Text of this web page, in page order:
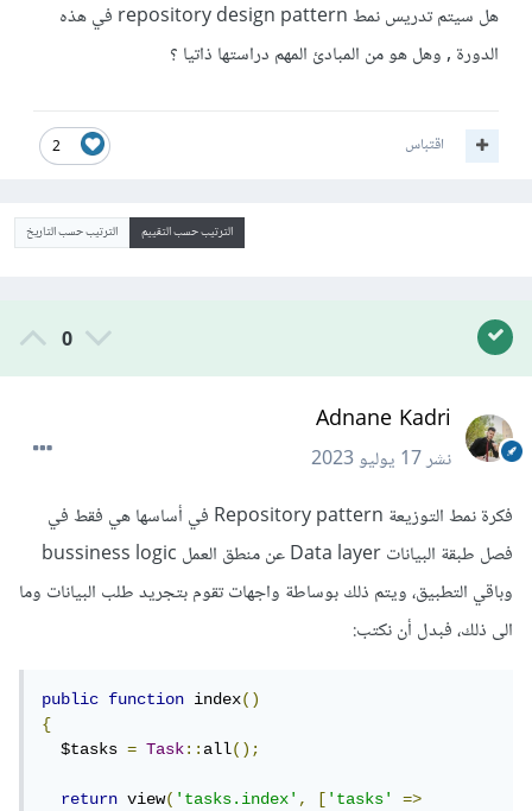
هل سيتم تدريس نمط repository design pattern في هذه
الدورة , وهل هو من المبادئ المهم دراستها ذاتيا ؟
2 اقتباس
الترتيب حسب التقييم الترتيب حسب التاريخ
0
Adnane Kadri
نشر17 يوليو 2023
فكرة نمط التوزيعة Repository pattern في أساسها هي فقط في
فصل طبقة البيانات Data layer عن منطق العمل bussiness logic
وباقي التطبيق، ويتم ذلك بوساطة واجهات تقوم بتجريد طلب البيانات وما
الى ذلك، فبدل أن نكتب:
public function index()
{
  $tasks
= Task::all();
return view('tasks.index', ['tasks'
=>